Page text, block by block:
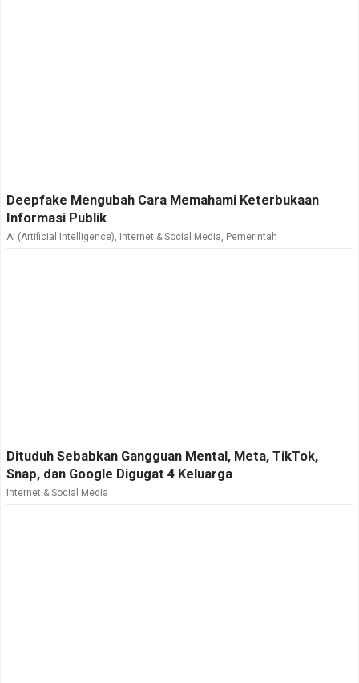
Deepfake Mengubah Cara Memahami Keterbukaan
Informasi Publik
AI (Artificial Intelligence) Internet & Social Media Pemerintah
Dituduh Sebabkan Gangguan Mental, Meta, TikTok,
Snap, dan Google Digugat 4 Keluarga
Internet & Social Media